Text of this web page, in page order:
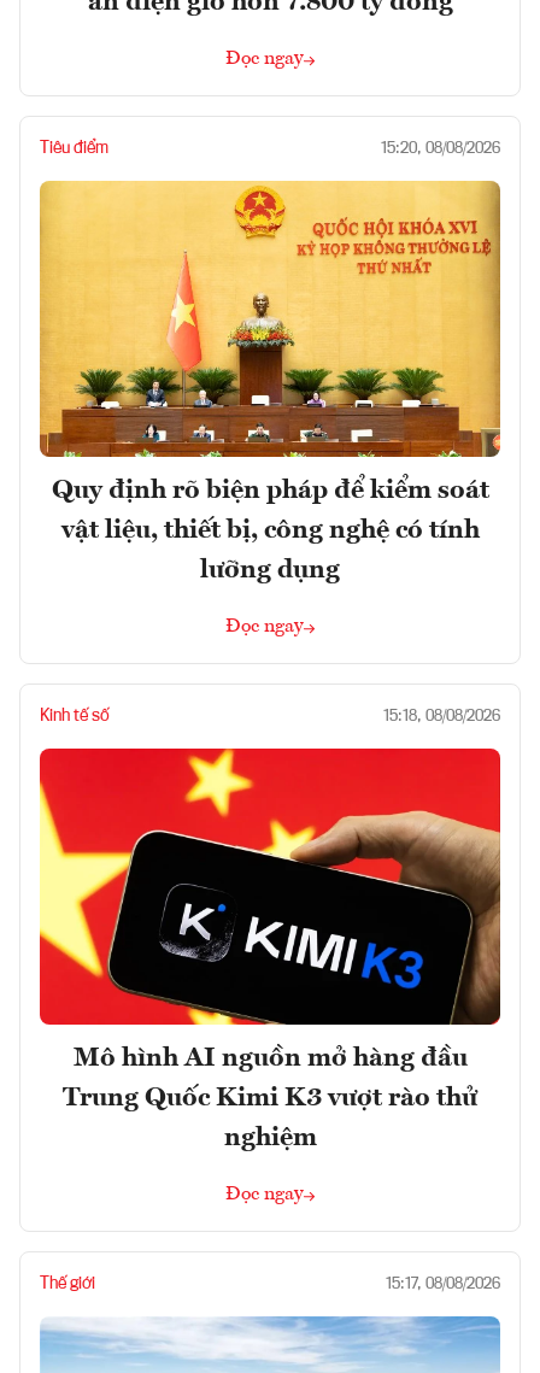
Đọc ngay
Tiêu điểm 15:20, 08/08/2026
Quy định rõ biện pháp để kiểm soát
vật liệu, thiết bị, công nghệ có tính
lưỡng dụng
Đọc ngay
Kinh tế số 15:18, 08/08/2026
Mô hình AI nguồn mở hàng đầu
Trung Quốc Kimi K3 vượt rào thử
nghiệm
Đọc ngay
Thế giới 15:17, 08/08/2026